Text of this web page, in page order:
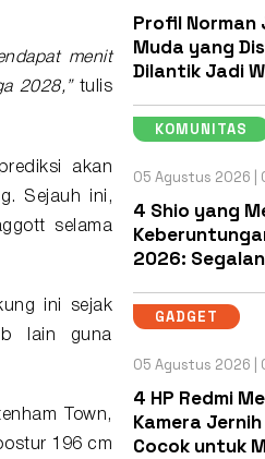
menit
2028,”tulis
akan
Sejauh ini,
selama
ini sejak
lain guna
Town,
196 cm
Profil Norman
Muda yang
Dilantik Jadi
KOMUNITAS
05 Agustus 2026 |
4 Shio yang
2026:
GADGET
05 Agustus 2026 |
4 HP Redmi
Kamera
Cocok untuk